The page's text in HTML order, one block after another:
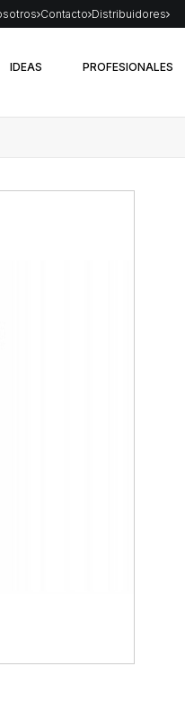
Contacto Distribuidores
IDEAS PROFESIONALES